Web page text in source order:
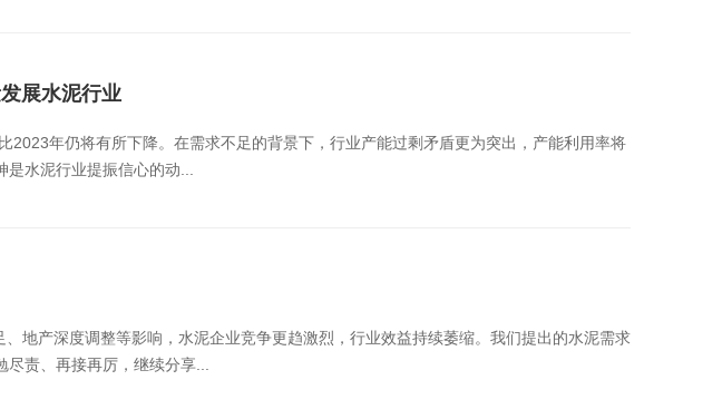
展水泥行业
年仍将有所下降。在需求不足的背景下，行业产能过剩矛盾更为突出，产能利用率将
水泥行业提振信心的动...
地产深度调整等影响，水泥企业竞争更趋激烈，行业效益持续萎缩。我们提出的水泥需求
责、再接再厉，继续分享...